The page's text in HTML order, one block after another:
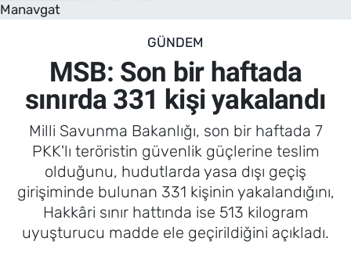
Manavgat
GÜNDEM
MSB: Son bir haftada
sınırda 331 kişi yakalandı
Milli Savunma Bakanlığı, son bir haftada 7
PKK'lı teröristin güvenlik güçlerine teslim
olduğunu, hudutlarda yasa dışı geçiş
girişiminde bulunan 331 kişinin yakalandığını,
Hakkâri sınır hattında ise 513 kilogram
uyuşturucu madde ele geçirildiğini açıkladı.